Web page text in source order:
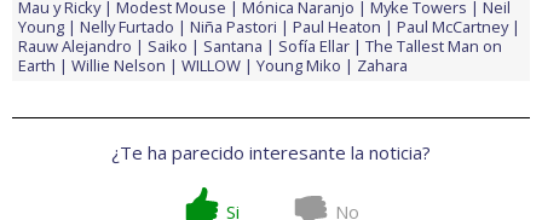
Mau y Ricky
Modest Mouse Mónica Naranjo Myke Towers
Neil
Young
Nelly Furtado Niña Pastori Paul Heaton
Paul McCartney
Rauw Alejandro
Saiko Santana Sofía Ellar
The Tallest Man on
Earth
Willie Nelson WILLOW Young Miko Zahara
¿Te ha parecido interesante la noticia?
Si No